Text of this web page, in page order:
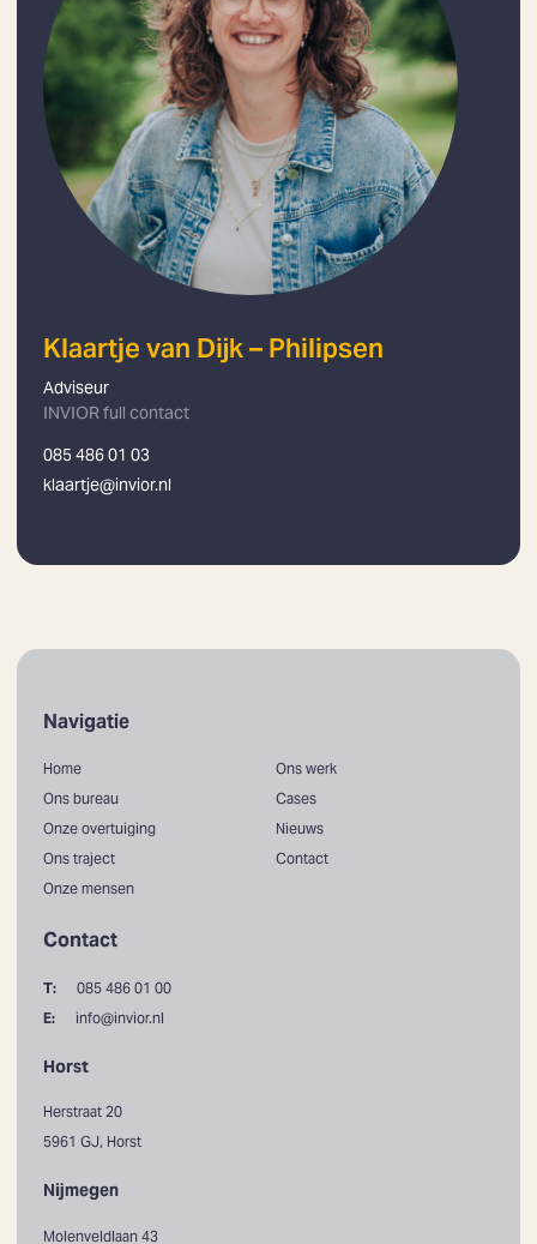
Klaartje van Dijk – Philipsen
Adviseur
INVIOR full contact
085 486 01 03
klaartje@invior.nl
Navigatie
Home
Ons bureau
Onze overtuiging
Ons traject
Onze mensen
Ons werk
Cases
Nieuws
Contact
Contact
T:
085 486 01 00
E:
info@invior.nl
Horst
Herstraat 20
5961 GJ, Horst
Nijmegen
Molenveldlaan 43